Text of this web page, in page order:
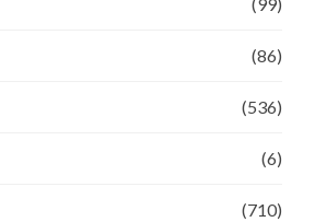
(86)
(536)
(6)
(710)